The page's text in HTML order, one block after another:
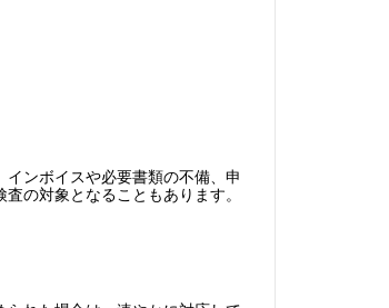
ンボイスや必要書類の不備、申
の対象となることもあります。